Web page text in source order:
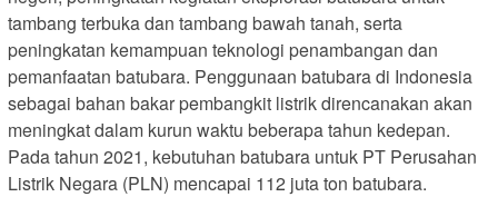
tambang terbuka dan tambang bawah tanah, serta
peningkatan kemampuan teknologi penambangan dan
pemanfaatan batubara. Penggunaan batubara di Indonesia
sebagai bahan bakar pembangkit listrik direncanakan akan
meningkat dalam kurun waktu beberapa tahun kedepan.
Pada tahun 2021, kebutuhan batubara untuk PT Perusahan
Listrik Negara (PLN) mencapai 112 juta ton batubara.